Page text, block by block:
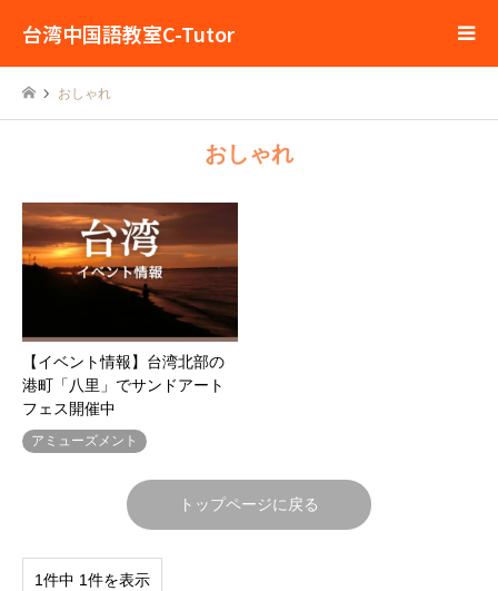
台湾中国語教室C-Tutor
おしゃれ
おしゃれ
【イベント情報】台湾北部の
港町「八里」でサンドアート
フェス開催中
アミューズメント
トップページに戻る
1件中 1件を表示